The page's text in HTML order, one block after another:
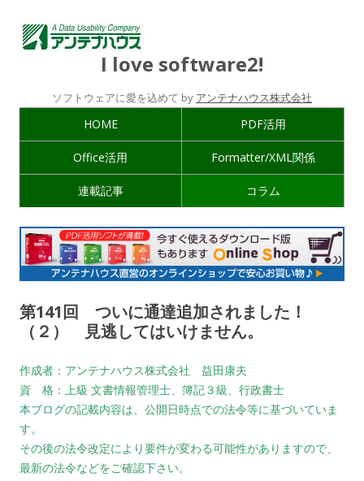
I love software2!
ソフトウェアに愛を込めて by アンテナハウス株式会社
HOME PDF活用
Office活用 Formatter/XML関係
連載記事 コラム
第141回 ついに通達追加されました！
（２） 見逃してはいけません。
作成者：アンテナハウス株式会社 益田康夫
資 格：上級 文書情報管理士、簿記３級、行政書士
本ブログの記載内容は、公開日時点での法令等に基づいていま
す。
その後の法令改定により要件が変わる可能性がありますので、
最新の法令などをご確認下さい。